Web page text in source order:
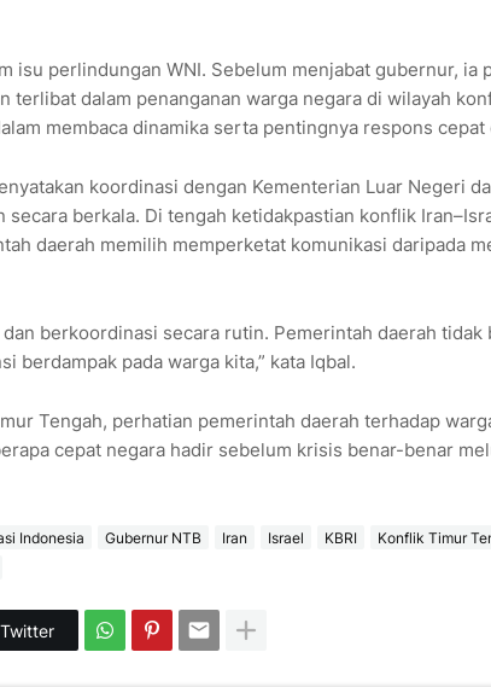
isu perlindungan WNI. Sebelum menjabat gubernur, ia
terlibat dalam penanganan warga negara di wilayah
membaca dinamika serta pentingnya respons cepat
koordinasi dengan Kementerian Luar Negeri
secara berkala. Di tengah ketidakpastian konflik
daerah memilih memperketat komunikasi daripada
berkoordinasi secara rutin. Pemerintah daerah tidak
berdampak pada warga kita,” kata Iqbal.
Tengah, perhatian pemerintah daerah terhadap
cepat negara hadir sebelum krisis benar-benar
Indonesia Gubernur NTB Iran Israel KBRI
Konflik Timur
Twitter